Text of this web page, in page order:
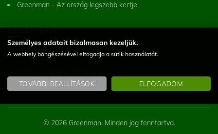
Greenman - Az ország legszebb kertje
GREENMAN
Greenman Kft.
(Figyelem! Telephelyünk nem üzlet, a helyszínen vásárlásra nincs lehetőség)
© 2026 Greenman. Minden jog fenntartva.
Személyes adatait bizalmasan kezeljük.
A webhely böngészésével elfogadja a sütik használatát.
TOVÁBBI BEÁLLÍTÁSOK ELFOGADOM